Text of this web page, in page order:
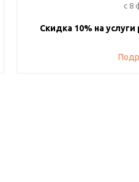
c 8
Скидка 10% на
Теперь у вас есть